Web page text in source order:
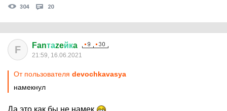
304 20
F Fanтаzeйкa
21:59, 16.06.2021
От пользователя devochkavasya
намекнул
Да это как бы не намек